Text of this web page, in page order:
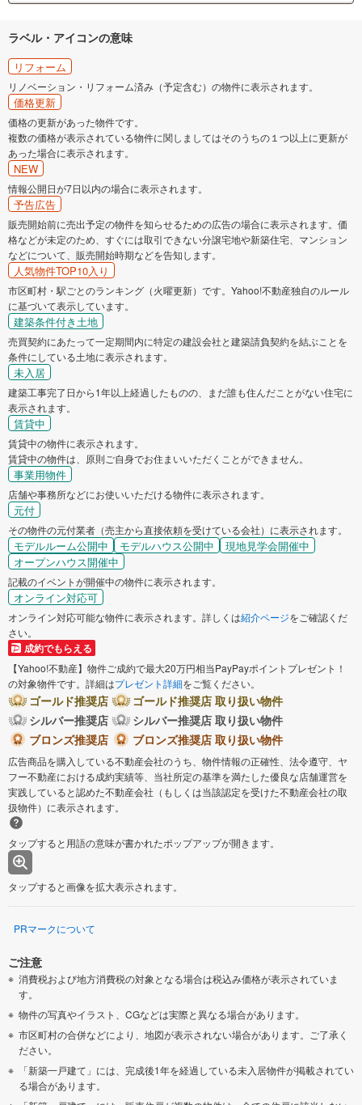
ラベル・アイコンの意味
リフォーム
リノベーション・リフォーム済み（予定含む）の物件に表示されます。
価格更新
価格の更新があった物件です。
複数の価格が表示されている物件に関しましてはそのうちの１つ以上に更新が
あった場合に表示されます。
NEW
情報公開日が7日以内の場合に表示されます。
予告広告
販売開始前に売出予定の物件を知らせるための広告の場合に表示されます。価
格などが未定のため、すぐには取引できない分譲宅地や新築住宅、マンション
などについて、販売開始時期などを告知します。
人気物件TOP10入り
市区町村・駅ごとのランキング（火曜更新）です。Yahoo!不動産独自のルール
に基づいて表示しています。
建築条件付き土地
売買契約にあたって一定期間内に特定の建設会社と建築請負契約を結ぶことを
条件にしている土地に表示されます。
未入居
建築工事完了日から1年以上経過したものの、まだ誰も住んだことがない住宅に
表示されます。
賃貸中
賃貸中の物件に表示されます。
賃貸中の物件は、原則ご自身でお住まいいただくことができません。
事業用物件
店舗や事務所などにお使いいただける物件に表示されます。
元付
その物件の元付業者（売主から直接依頼を受けている会社）に表示されます。
モデルルーム公開中 モデルハウス公開中
現地見学会開催中
オープンハウス開催中
記載のイベントが開催中の物件に表示されます。
オンライン対応可
オンライン対応可能な物件に表示されます。詳しくは紹介ページをご確認くだ
さい。
成約でもらえる
【Yahoo!不動産】物件ご成約で最大20万円相当PayPayポイントプレゼント！
の対象物件です。詳細はプレゼント詳細をご覧ください。
ゴールド推奨店
ゴールド推奨店 取り扱い物件
シルバー推奨店
シルバー推奨店 取り扱い物件
ブロンズ推奨店
ブロンズ推奨店 取り扱い物件
広告商品を購入している不動産会社のうち、物件情報の正確性、法令遵守、ヤ
フー不動産における成約実績等、当社所定の基準を満たした優良な店舗運営を
実践していると認めた不動産会社（もしくは当該認定を受けた不動産会社の取
扱物件）に表示されます。
タップすると用語の意味が書かれたポップアップが開きます。
タップすると画像を拡大表示されます。
PRマークについて
ご注意
消費税および地方消費税の対象となる場合は税込み価格が表示されていま
す。
物件の写真やイラスト、CGなどは実際と異なる場合があります。
市区町村の合併などにより、地図が表示されない場合があります。ご了承く
ださい。
「新築一戸建て」には、完成後1年を経過している未入居物件が掲載されてい
る場合があります。